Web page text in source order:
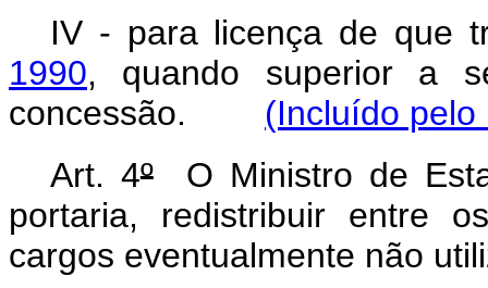
IV - para licença de que
1990, quando superior a
concessão.
(Incluído pelo
Art. 4ºO Ministro de
portaria, redistribuir entre
cargos eventualmente não